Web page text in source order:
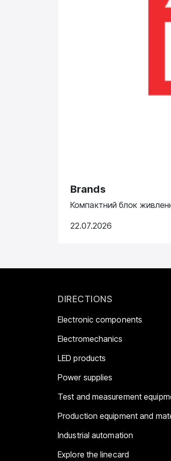
Brands
Компактний блок
22.07.2026
DIRECTIONS
Electronic components
Electromechanics
LED products
Power supplies
Test and measurement
Production equipment and
Industrial automation
Explore the linecard